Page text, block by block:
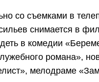
со съемками в
снимается в
в комедии
романа»,
мелодраме